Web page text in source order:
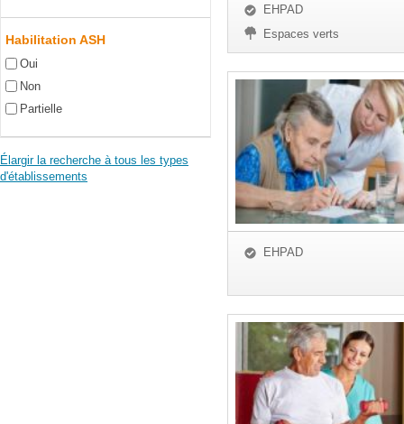
Habilitation ASH
Oui
Non
Partielle
Élargir la recherche à tous les types
d'établissements
EHPAD
Espaces verts
EHPAD